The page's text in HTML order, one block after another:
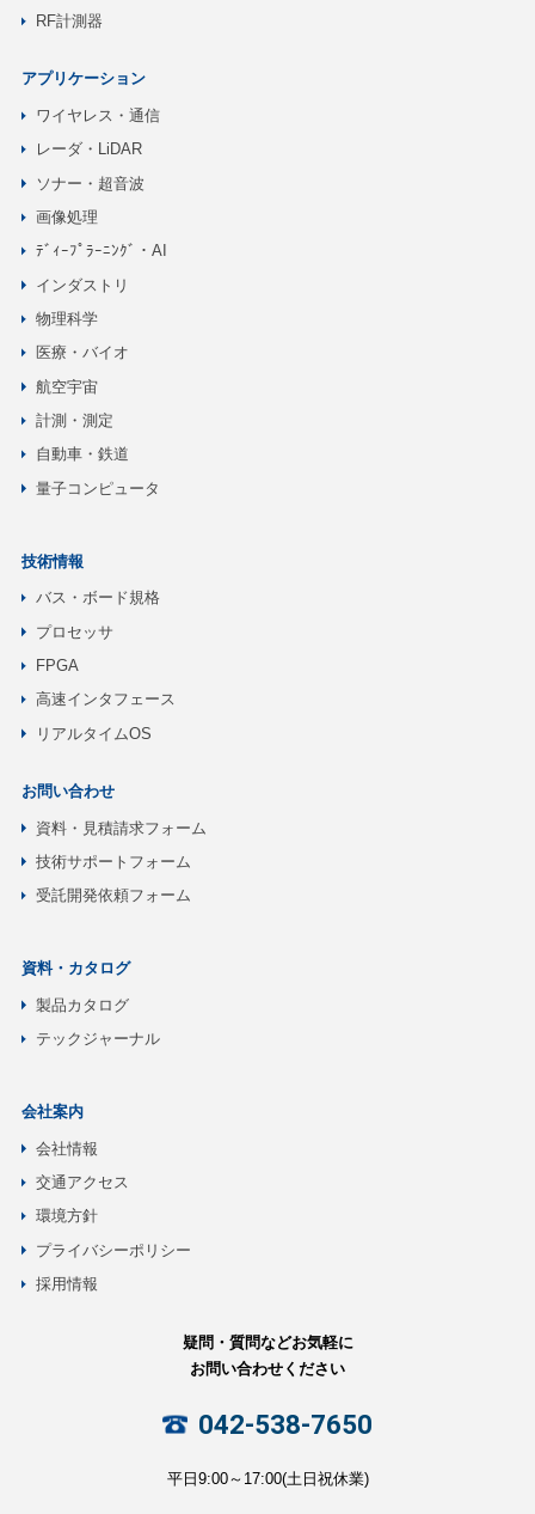
RF計測器
アプリケーション
ワイヤレス・通信
レーダ・LiDAR
ソナー・超音波
画像処理
ﾃﾞｨｰﾌﾟﾗｰﾆﾝｸﾞ・AI
インダストリ
物理科学
医療・バイオ
航空宇宙
計測・測定
自動車・鉄道
量子コンピュータ
技術情報
バス・ボード規格
プロセッサ
FPGA
高速インタフェース
リアルタイムOS
お問い合わせ
資料・見積請求フォーム
技術サポートフォーム
受託開発依頼フォーム
資料・カタログ
製品カタログ
テックジャーナル
会社案内
会社情報
交通アクセス
環境方針
プライバシーポリシー
採用情報
疑問・質問などお気軽に
お問い合わせください
042-538-7650
平日9:00～17:00(土日祝休業)